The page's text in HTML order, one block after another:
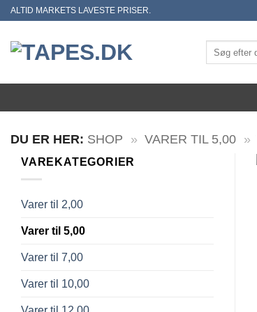
Skip
content
ALTID MARKETS LAVESTE PRISER.
Søg
efter:
DU ER HER: SHOP » VARER TIL 5,00 »
VAREKATEGORIER
Varer til 2,00
Varer til 5,00
Varer til 7,00
Varer til 10,00